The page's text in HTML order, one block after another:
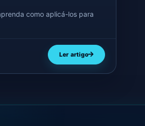
como aplicá-los para
Ler artigo